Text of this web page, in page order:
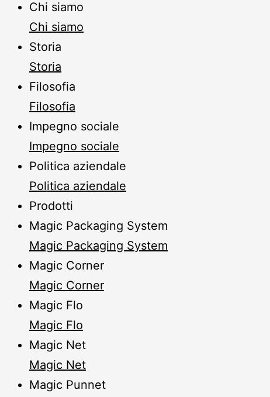
Chi siamo
Chi siamo
Storia
Storia
Filosofia
Filosofia
Impegno sociale
Impegno sociale
Politica aziendale
Politica aziendale
Prodotti
Magic Packaging System
Magic Packaging System
Magic Corner
Magic Corner
Magic Flo
Magic Flo
Magic Net
Magic Net
Magic Punnet